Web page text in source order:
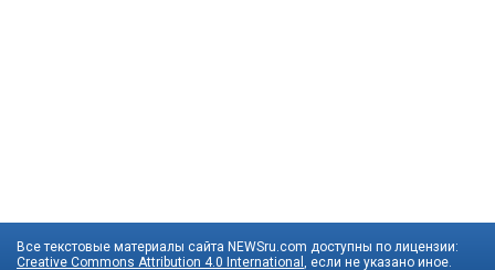
Все текстовые материалы сайта NEWSru.com доступны по лицензии:
Creative Commons Attribution 4.0 International , если не указано иное.